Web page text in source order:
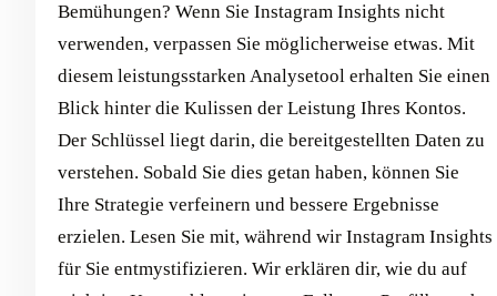
Bemühungen? Wenn Sie Instagram Insights nicht
verwenden, verpassen Sie möglicherweise etwas. Mit
diesem leistungsstarken Analysetool erhalten Sie einen
Blick hinter die Kulissen der Leistung Ihres Kontos.
Der Schlüssel liegt darin, die bereitgestellten Daten zu
verstehen. Sobald Sie dies getan haben, können Sie
Ihre Strategie verfeinern und bessere Ergebnisse
erzielen. Lesen Sie mit, während wir Instagram Insights
für Sie entmystifizieren. Wir erklären dir, wie du auf